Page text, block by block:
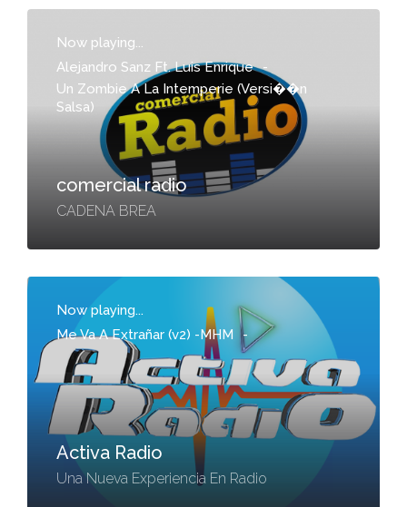
Now playing...
Alejandro Sanz Ft. Luis Enrique -
Un Zombie A La Intemperie (Versi��n
Salsa)
comercial radio
CADENA BREA
Now playing...
Me Va A Extrañar (v2) -MHM -
Activa Radio
Una Nueva Experiencia En Radio